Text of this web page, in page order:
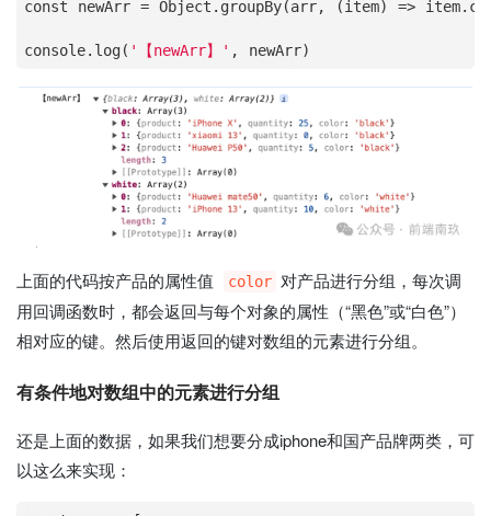
const newArr = Object.groupBy(arr, (item) =>
console.log( '【newArr】'
上面的代码按产品的属性值 color 对产品进行分组，每次调
用回调函数时，都会返回与每个对象的属性（“黑色”或“白色”）
相对应的键。然后使用返回的键对数组的元素进行分组。
有条件地对数组中的元素进行分组
还是上面的数据，如果我们想要分成iphone和国产品牌两类，可
以这么来实现：